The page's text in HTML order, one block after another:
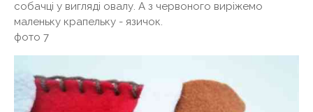
собачці у вигляді овалу. А з червоного виріжемо
маленьку крапельку - язичок.
фото 7